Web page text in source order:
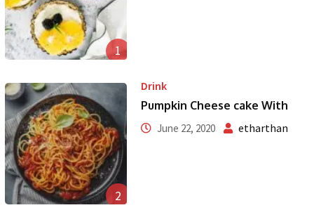
1
2
Drink
Pumpkin Cheese cake With
June 22, 2020 etharthan